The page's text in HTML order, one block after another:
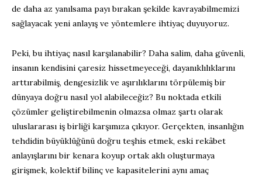
de daha az yanılsama payı bırakan şekilde kavrayabilmemizi
sağlayacak yeni anlayış ve yöntemlere ihtiyaç duyuyoruz.
Peki, bu ihtiyaç nasıl karşılanabilir? Daha salim, daha güvenli,
insanın kendisini çaresiz hissetmeyeceği, dayanıklılıklarını
arttırabilmiş, dengesizlik ve aşırılıklarını törpülemiş bir
dünyaya doğru nasıl yol alabileceğiz? Bu noktada etkili
çözümler geliştirebilmenin olmazsa olmaz şartı olarak
uluslararası iş birliği karşımıza çıkıyor. Gerçekten, insanlığın
tehdidin büyüklüğünü doğru teşhis etmek, eski rekâbet
anlayışlarını bir kenara koyup ortak aklı oluşturmaya
girişmek, kolektif bilinç ve kapasitelerini aynı amaç